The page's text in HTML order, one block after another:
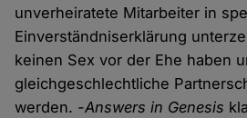
unverheiratete Mitarbeiter in
Einverständniserklärung
keinen Sex vor der Ehe haben
gleichgeschlechtliche
werden. -Answers in Genesis